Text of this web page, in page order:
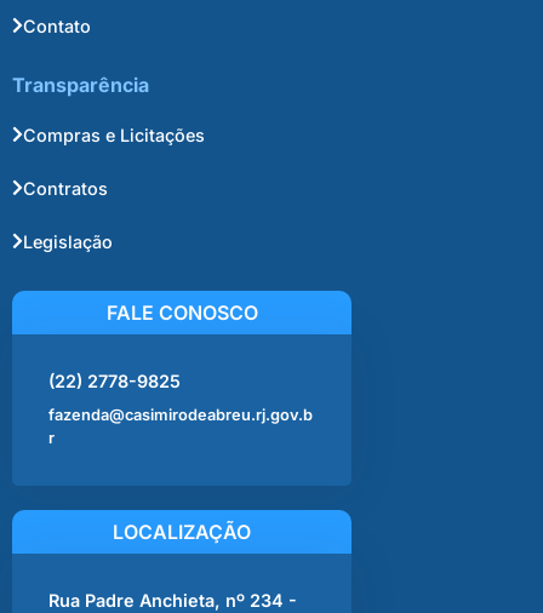
Contato
Transparência
Compras e Licitações
Contratos
Legislação
FALE CONOSCO
(22) 2778-9825
fazenda@casimirodeabreu.rj.gov.b
r
LOCALIZAÇÃO
Rua Padre Anchieta, nº 234 -